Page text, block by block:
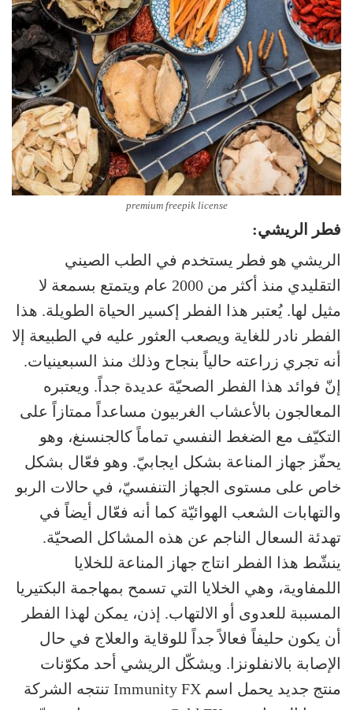
premium freepik license
فطر الريشي:
الريشي هو فطر يستخدم في الطب الصيني
التقليدي منذ أكثر من 2000 عام ويتمتع بسمعة لا
مثيل لها. يُعتبر هذا الفطر إكسير الحياة الطويلة. هذا
الفطر نادر للغاية ويصعب العثور عليه في الطبيعة إلا
أنه تجري زراعته حالياً بنجاح وذلك منذ السبعينيات.
إنّ فوائد هذا الفطر الصحيّة عديدة جداً. ويعتبره
المعالجون بالأعشاب الغربيون مساعداً ممتازاً على
التكيّف مع الضغط النفسي تماماً كالجنسنغ، وهو
يحفّز جهاز المناعة بشكل ايجابيّ. وهو فعّال بشكل
خاص على مستوى الجهاز التنفسيّ، في حالات الربو
والتهابات الشعب الهوائيّة كما أنه فعّال أيضاً في
تهدئة السعال الناجم عن هذه المشاكل الصحيّة.
ينشّط هذا الفطر انتاج جهاز المناعة للخلايا
اللمفاوية، وهي الخلايا التي تسمح بمهاجمة البكتيريا
المسببة للعدوى أو الالتهاب. إذن، يمكن لهذا الفطر
أن يكون حليفاً فعالاً جداً للوقاية والعلاج في حال
الإصابة بالانفلونزا. ويشكّل الريشي أحد مكوّنات
منتج جديد يحمل اسم Immunity FX تنتجه الشركة